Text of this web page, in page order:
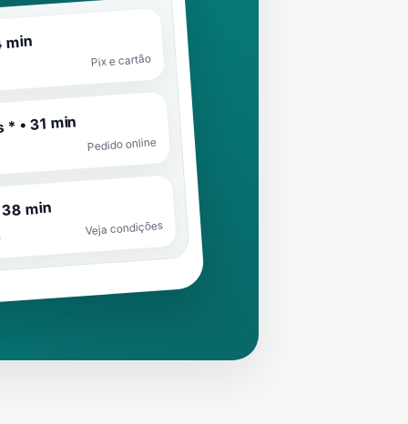
min
Pix e cartão
• 31 min
Pedido online
min
Veja condições